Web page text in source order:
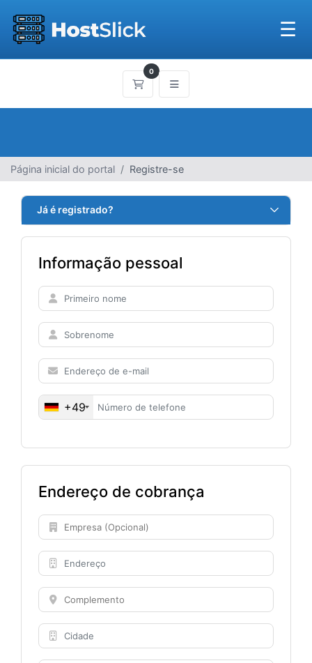
☰
0
Carrinho de Compras
Página inicial do portal Registre-se
Já é registrado?
Informação pessoal
+49
Endereço de cobrança